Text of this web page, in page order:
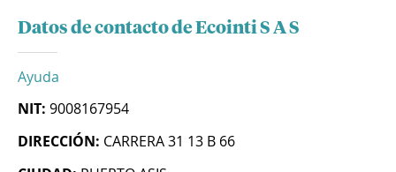
Datos de contacto de Ecointi S A S
Ayuda
NIT: 9008167954
DIRECCIÓN: CARRERA 31 13 B 66